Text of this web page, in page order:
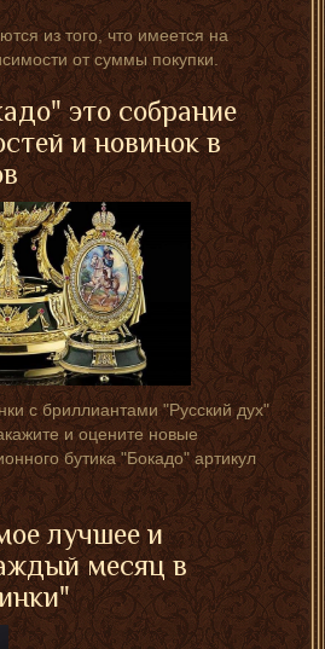
из того, что имеется на
от суммы покупки.
это собрание
и новинок в
с бриллиантами "Русский дух"
и оцените новые
бутика "Бокадо" артикул
лучшее и
месяц в